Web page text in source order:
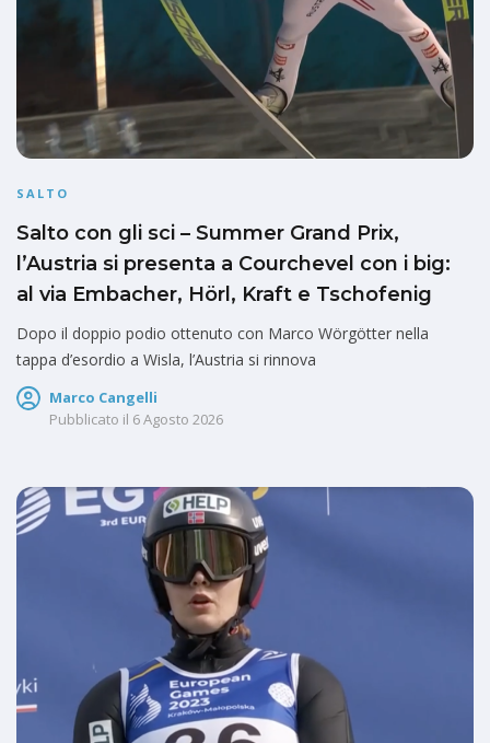
SALTO
Salto con gli sci – Summer Grand Prix,
l’Austria si presenta a Courchevel con i big:
al via Embacher, Hörl, Kraft e Tschofenig
Dopo il doppio podio ottenuto con Marco Wörgötter nella
tappa d’esordio a Wisla, l’Austria si rinnova
Marco Cangelli
Pubblicato il 6 Agosto 2026